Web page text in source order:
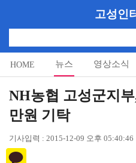
고성인
HOME 뉴스 영상소식
알림마당
NH농협 고성군지
만원 기탁
기사입력 : 2015-12-09 오후 05:40:46